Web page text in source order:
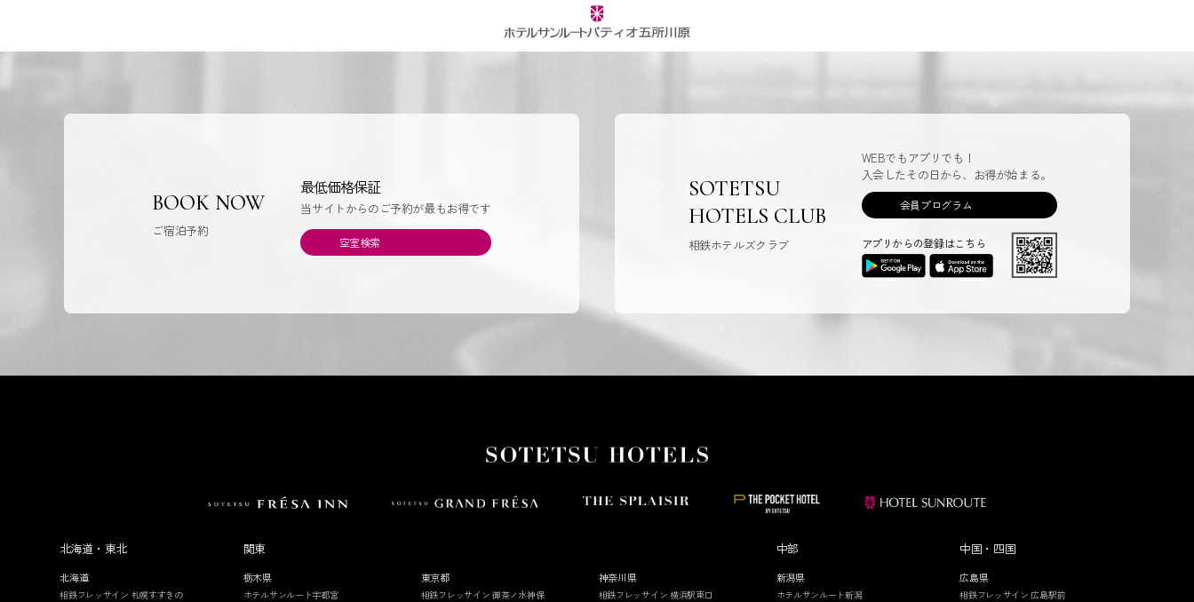
BOOK NOW
ご宿泊予約
最低価格保証
当サイトからのご予約が最もお得です
空室検索
SOTETSU
HOTELS CLUB
相鉄ホテルズクラブ
WEBでもアプリでも！
入会したその日から、お得が始まる。
会員プログラム
アプリからの登録はこちら
北海道・東北
北海道
相鉄フレッサイン 札幌すすきの
関東
栃木県
ホテルサンルート宇都宮
東京都
相鉄フレッサイン 御茶ノ水神保
神奈川県
相鉄フレッサイン 横浜駅東口
中部
新潟県
ホテルサンルート新潟
中国・四国
広島県
相鉄フレッサイン 広島駅前